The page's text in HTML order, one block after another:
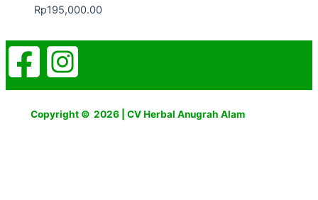
Rp195,000.00
Copyright © 2026 | CV Herbal Anugrah Alam